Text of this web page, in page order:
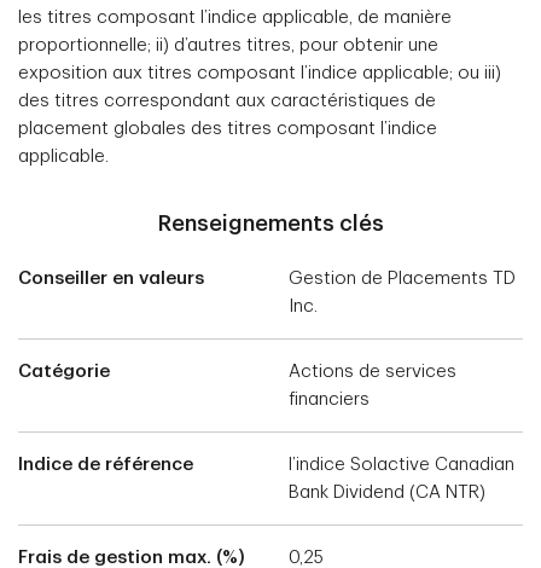
les titres composant l’indice applicable, de manière
proportionnelle; ii) d’autres titres, pour obtenir une
exposition aux titres composant l’indice applicable; ou iii)
des titres correspondant aux caractéristiques de
placement globales des titres composant l’indice
applicable.
Renseignements clés
Conseiller en valeurs
Gestion de Placements TD
Inc.
Catégorie
Actions de services
financiers
Indice de référence
l’indice Solactive Canadian
Bank Dividend (CA NTR)
Frais de gestion max. (%) 0,25